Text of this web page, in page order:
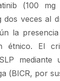
(100
dos veces al
la
étnico. El
mediante
(BICR, por